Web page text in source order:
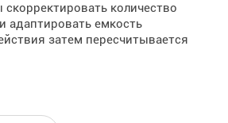
количество
адаптировать емкость
затем пересчитывается